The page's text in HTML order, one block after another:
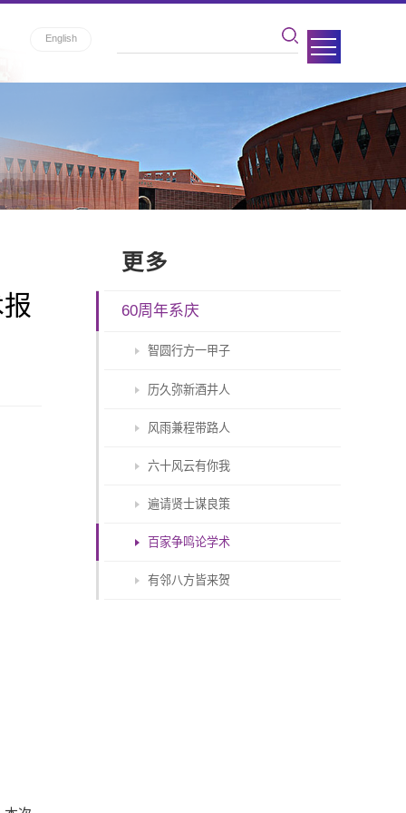
English
更多
60周年系庆
智圆行方一甲子
历久弥新酒井人
风雨兼程带路人
六十风云有你我
遍请贤士谋良策
百家争鸣论学术
有邻八方皆来贺